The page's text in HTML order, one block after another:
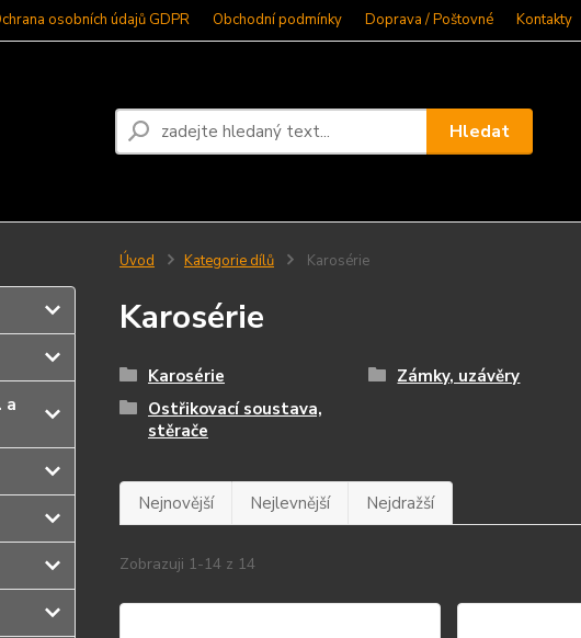
osobních údajů GDPR Obchodní podmínky Doprava / Poštovné Kontakty
Hledat
a
Úvod Kategorie dílů Karosérie
Karosérie
Karosérie Zámky, uzávěry
Ostřikovací soustava,
stěrače
Nejnovější Nejlevnější Nejdražší
Zobrazuji 1-14 z 14